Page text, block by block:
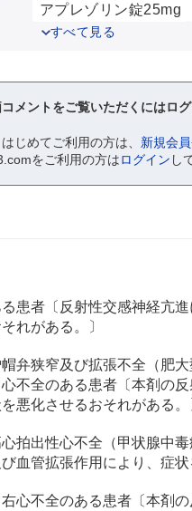
アプレゾリン錠25mg
すべて見る
メントをご覧いただくにはログ
はじめてご利用の方は、 新規会
をご利用の方はログイン し
患者〔反射性交感神経亢
れがある。〕
弁狭窄及び拡張不全（肥
不全のある患者〔本剤の
悪化させるおそれがある。
拍出性心不全（甲状腺中
血管拡張作用により、症状
心不全のある患者〔本剤